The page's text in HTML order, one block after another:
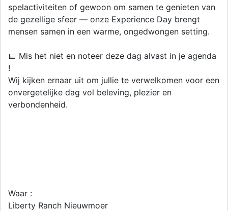
spelactiviteiten of gewoon om samen te genieten van
de gezellige sfeer — onze Experience Day brengt
mensen samen in een warme, ongedwongen setting.
📅 Mis het niet en noteer deze dag alvast in je agenda
!
Wij kijken ernaar uit om jullie te verwelkomen voor een
onvergetelijke dag vol beleving, plezier en
verbondenheid.
Waar :
Liberty Ranch Nieuwmoer